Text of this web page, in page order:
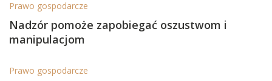
Prawo gospodarcze
Nadzór pomoże zapobiegać oszustwom i
manipulacjom
Prawo gospodarcze